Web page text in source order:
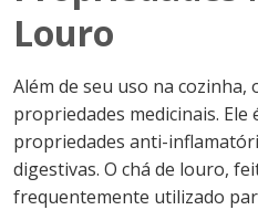
Louro
Além de seu uso na
propriedades medicinais. Ele
propriedades anti-
digestivas. O chá de louro,
frequentemente utilizado